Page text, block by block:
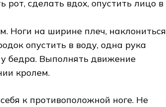
рот, сделать вдох, опустить лицо в
Ноги на ширине плеч, наклониться
опустить в воду, одна рука
бедра. Выполнять движение
кролем.
к противоположной ноге. Не